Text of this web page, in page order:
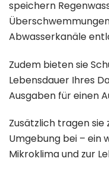
speichern
Abwasserkanäle
Zudem bieten sie
Lebensdauer Ihres
Ausgaben für einen
Zusätzlich tragen
Umgebung bei – ein
Mikroklima und zur